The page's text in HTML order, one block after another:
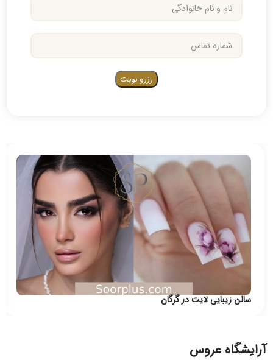
سالن زیبایی لایت در گرگان
آرایشگاه عروس